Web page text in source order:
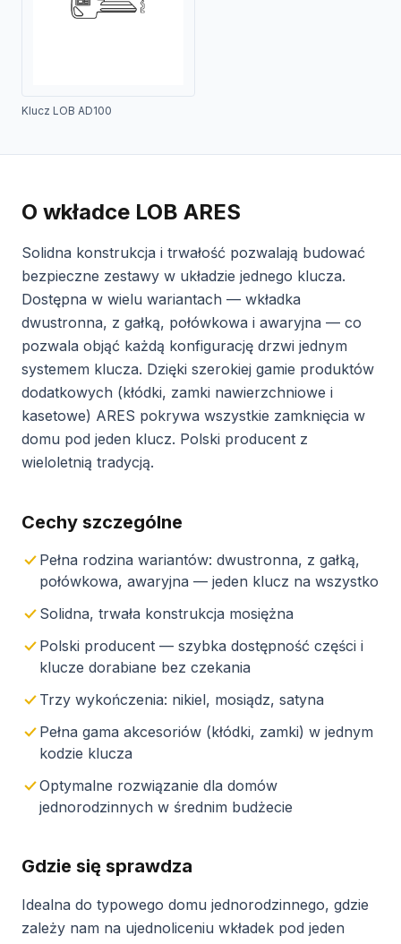
Klucz LOB AD100
O wkładce LOB ARES
Solidna konstrukcja i trwałość pozwalają budować
bezpieczne zestawy w układzie jednego klucza.
Dostępna w wielu wariantach — wkładka
dwustronna, z gałką, połówkowa i awaryjna — co
pozwala objąć każdą konfigurację drzwi jednym
systemem klucza. Dzięki szerokiej gamie produktów
dodatkowych (kłódki, zamki nawierzchniowe i
kasetowe) ARES pokrywa wszystkie zamknięcia w
domu pod jeden klucz. Polski producent z
wieloletnią tradycją.
Cechy szczególne
Pełna rodzina wariantów: dwustronna, z gałką,
połówkowa, awaryjna — jeden klucz na wszystko
Solidna, trwała konstrukcja mosiężna
Polski producent — szybka dostępność części i
klucze dorabiane bez czekania
Trzy wykończenia: nikiel, mosiądz, satyna
Pełna gama akcesoriów (kłódki, zamki) w jednym
kodzie klucza
Optymalne rozwiązanie dla domów
jednorodzinnych w średnim budżecie
Gdzie się sprawdza
Idealna do typowego domu jednorodzinnego, gdzie
zależy nam na ujednoliceniu wkładek pod jeden